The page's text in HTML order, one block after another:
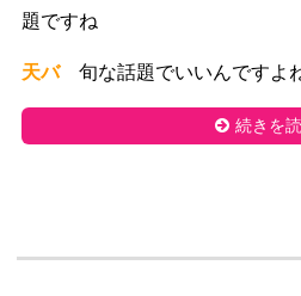
題ですね
天バ旬な話題でいいんですよ
続きを